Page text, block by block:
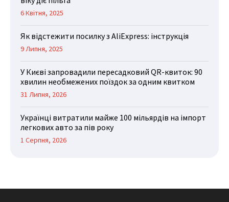
6 Квітня, 2025
Як відстежити посилку з AliExpress: інструкція
9 Липня, 2025
У Києві запровадили пересадковий QR-квиток: 90
хвилин необмежених поїздок за одним квитком
31 Липня, 2026
Українці витратили майже 100 мільярдів на імпорт
легкових авто за пів року
1 Серпня, 2026